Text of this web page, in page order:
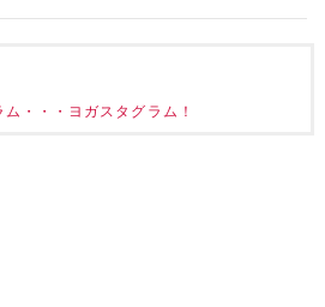
・・・ヨガスタグラム！